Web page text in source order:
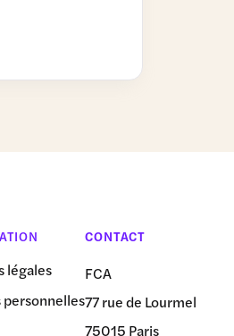
légales
personnelles
CONTACT
FCA
77 rue de Lourmel
75015 Paris